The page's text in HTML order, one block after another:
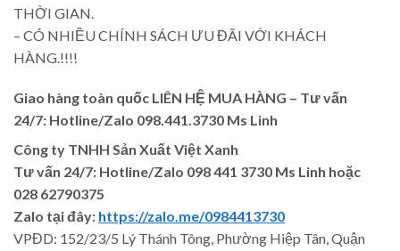
THỜI GIAN.
– CÓ NHIỀU CHÍNH SÁCH ƯU ĐÃI VỚI KHÁCH
HÀNG.!!!!
Giao hàng toàn quốc LIÊN HỆ MUA HÀNG – Tư vấn
24/7: Hotline/Zalo 098.441.3730 Ms Linh
Công ty TNHH Sản Xuất Việt Xanh
Tư vấn 24/7: Hotline/Zalo 098 441 3730 Ms Linh hoặc
028 62790375
Zalo tại đây: https://zalo.me/0984413730
VPĐD: 152/23/5 Lý Thánh Tông, Phường Hiệp Tân, Quận